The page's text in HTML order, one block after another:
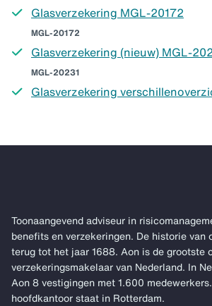
Glasverzekering MGL-20172
MGL-20172
Glasverzekering (nieuw) MGL-
MGL-20231
Glasverzekering
Toonaangevend adviseur in
benefits en verzekeringen. De historie van
terug tot het jaar 1688. Aon is de grootste
verzekeringsmakelaar van Nederland. In
Aon 8 vestigingen met 1.600
hoofdkantoor staat in Rotterdam.